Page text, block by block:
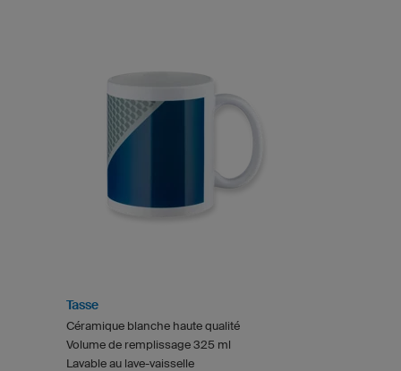
Tasse
Céramique blanche haute qualité
Volume de remplissage 325 ml
Lavable au lave-vaisselle